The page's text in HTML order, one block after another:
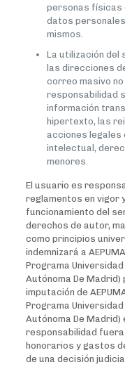
personas físicas
datos
mismos.
La utilización del
las direcciones
correo masivo
responsabilidad
información
hipertexto, las
acciones legales
intelectual,
menores.
El usuario es
reglamentos en vigor
funcionamiento del
derechos de autor,
como principios
indemnizará a
Programa
Autónoma De
imputación de
Programa
Autónoma De Madrid)
responsabilidad
honorarios y gastos
de una decisión